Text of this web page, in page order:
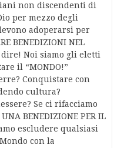
non discendenti di
per mezzo degli
adoperarsi per
BENEDIZIONI NEL
dire! Noi siamo gli eletti
il “MONDO!”
Conquistare con
cultura?
Se ci rifacciamo
BENEDIZIONE PER IL
escludere qualsiasi
con la